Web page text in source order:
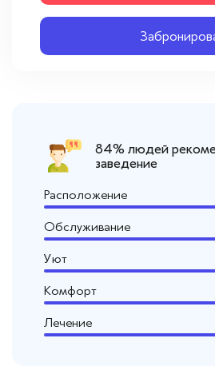
Контакты
84% людей
заведение
Расположение
Обслуживание
Уют
Комфорт
Лечение